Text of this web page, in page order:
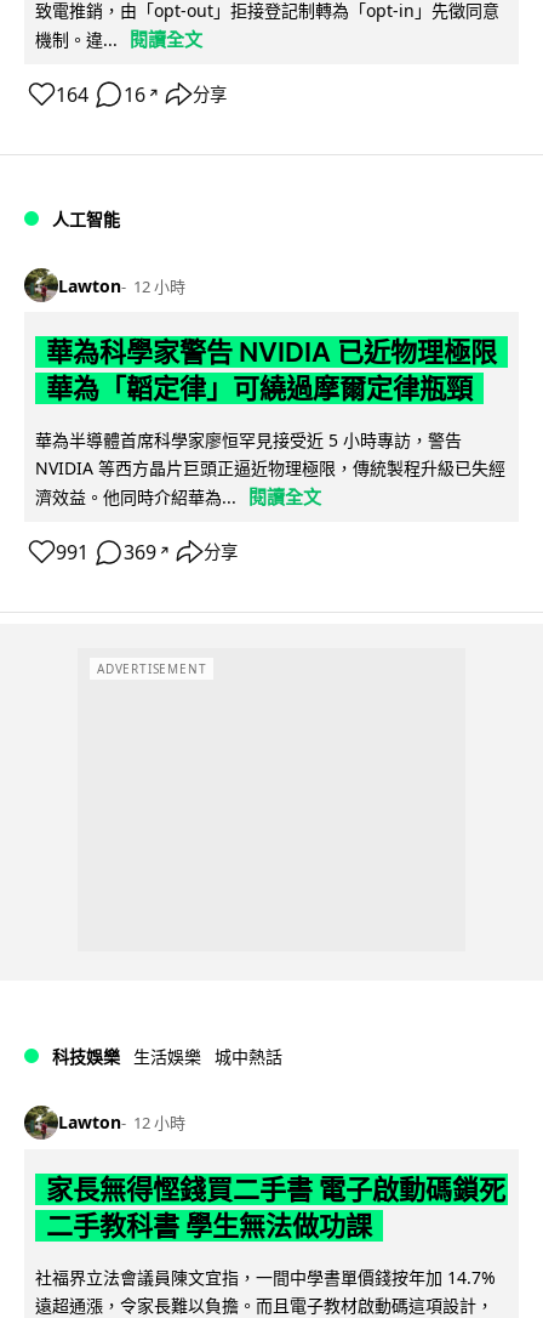
致電推銷，由「opt-out」拒接登記制轉為「opt-in」先徵同意
機制。違...
閱讀全文
164 16 ↗ 分享
人工智能
Lawton 12 小時
華為科學家警告 NVIDIA 已近物理極限
華為「韜定律」可繞過摩爾定律瓶頸
華為半導體首席科學家廖恒罕見接受近 5 小時專訪，警告
NVIDIA 等西方晶片巨頭正逼近物理極限，傳統製程升級已失經
濟效益。他同時介紹華為...
閱讀全文
991 369 ↗ 分享
ADVERTISEMENT
科技娛樂 生活娛樂 城中熱話
Lawton 12 小時
家長無得慳錢買二手書 電子啟動碼鎖死
二手教科書 學生無法做功課
社福界立法會議員陳文宜指，一間中學書單價錢按年加 14.7%
遠超通漲，令家長難以負擔。而且電子教材啟動碼這項設計，